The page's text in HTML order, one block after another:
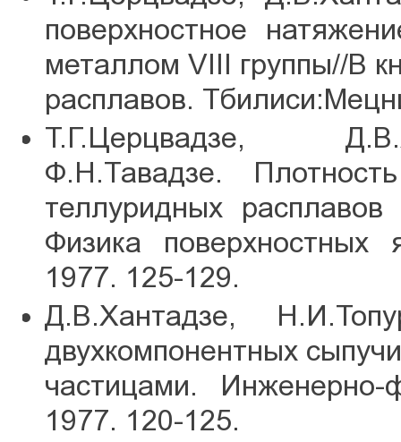
поверхностное
металлом VIII группы//В
расплавов.
Т.Г.Церцвадзе,
Ф.Н.Тавадзе.
теллуридных
Физика поверхностных
1977. 125-129.
Д.В.Хантадзе,
двухкомпонентных
частицами.
1977. 120-125.